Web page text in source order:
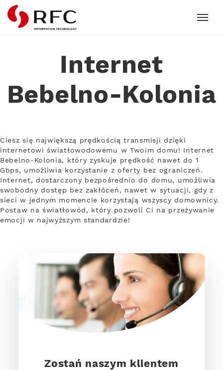
RFC
Internet
Bebelno-Kolonia
Ciesz się największą prędkością transmisji dzięki
internetowi światłowodowemu w Twoim domu! Internet
Bebelno-Kolonia, który zyskuje prędkość nawet do 1
Gbps, umożliwia korzystanie z oferty bez ograniczeń.
Internet, dostarczony bezpośrednio do domu, umożliwia
swobodny dostęp bez zakłóceń, nawet w sytuacji, gdy z
sieci w jednym momencie korzystają wszyscy domownicy.
Postaw na światłowód, który pozwoli Ci na przeżywanie
emocji w najwyższym standardzie!
Zostań naszym klientem